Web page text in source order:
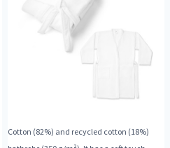
Cotton (82%) and recycled cotton (18%)